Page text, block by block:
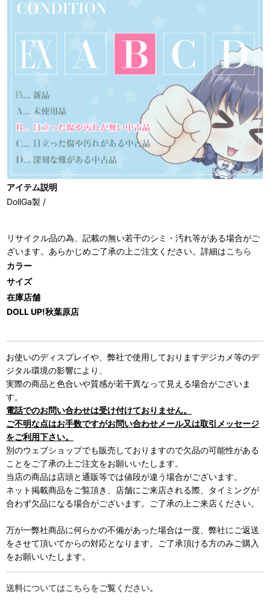
アイテム説明
DollGa製 /
リサイクル品の為、記載の無い若干のシミ・汚れ等がある場合がご
ざいます。あらかじめご了承の上ご注文ください。詳細はこちら
カラー
サイズ
在庫店舗
DOLL UP!秋葉原店
お使いのディスプレイや、弊社で使用しておりますデジカメ等のデ
ジタル環境の影響により、
実際の商品と色合いや質感が若干異なって見える場合がございま
す。
電話でのお問い合わせは受け付けておりません。
ご不明な点はお手数ですがお問い合わせメール又は取引メッセージ
をご利用下さい。
別のウェブショップでも販売しておりますので欠品の可能性がある
ことをご了承の上ご注文をお願いいたします。
当店の商品は店頭と通販等では値段が違う場合がございます。
ネット掲載商品をご覧頂き、店舗にご来店される際、タイミングが
合わず欠品になる場合がございます。ご了承の上ご来店ください。
万が一弊社商品に何らかの不備があった場合は一度、弊社にご返送
をさせて頂いてからの対応となります。ご了承頂ける方のみご購入
をお願いいたします。
送料についてはこちらをご覧ください。